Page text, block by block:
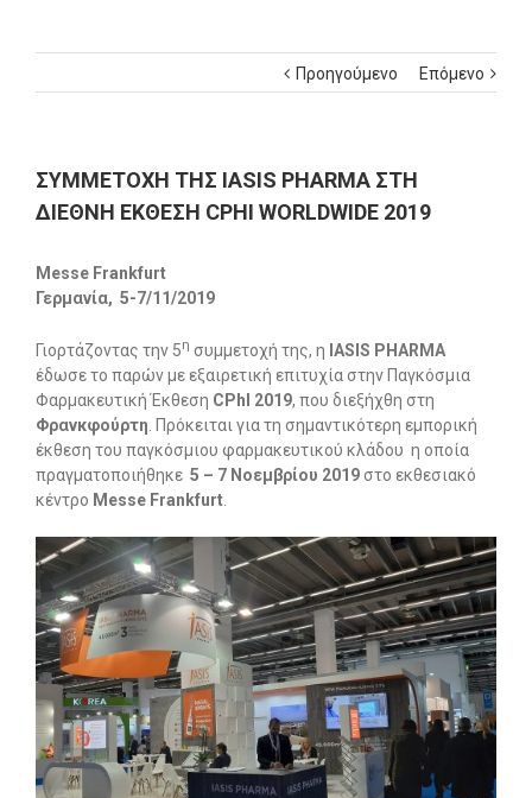
Προηγούμενο Επόμενο
ΣΥΜΜΕΤΟΧΗ ΤΗΣ IASIS PHARMA ΣΤΗ
ΔΙΕΘΝΗ ΕΚΘΕΣΗ CPHI WORLDWIDE 2019
Messe Frankfurt
Γερμανία, 5-7/11/2019
Γιορτάζοντας την 5η συμμετοχή της, η ΙΑSIS PHARMA
έδωσε το παρών με εξαιρετική επιτυχία στην Παγκόσμια
Φαρμακευτική Έκθεση CPhI 2019, που διεξήχθη στη
Φρανκφούρτη . Πρόκειται για τη σημαντικότερη εμπορική
έκθεση του παγκόσμιου φαρμακευτικού κλάδου η οποία
πραγματοποιήθηκε 5 – 7 Νοεμβρίου 2019 στο εκθεσιακό
κέντρο Messe Frankfurt